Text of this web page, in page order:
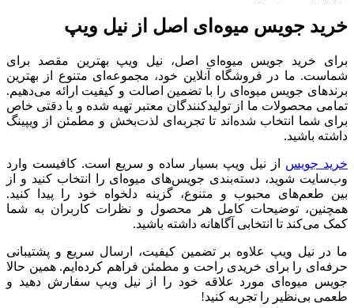
خرید جویس میوه‌ای اصل از نیل ویپ
برای خرید جویس میوه‌ای اصل، نیل ویپ بهترین مقصد برای
شماست. ما در فروشگاه آنلاین خود، مجموعه‌ای متنوع از بهترین
برندهای جویس میوه‌ای را با تضمین اصالت و کیفیت ارائه می‌دهیم.
تمامی محصولات ما از تولیدکنندگان معتبر تهیه شده و با دقتی خاص
برای شما انتخاب شده‌اند تا تجربه‌ای لذت‌بخش و مطمئن از ویپینگ
داشته باشید.
خرید جویس از نیل ویپ بسیار ساده و سریع است. کافیست وارد
وب‌سایت شوید، دسته‌بندی جویس‌های میوه‌ای را انتخاب کنید و از
بین طعم‌های محبوب و متنوع، گزینه دلخواه خود را پیدا کنید.
همچنین، توضیحات کامل هر محصول و نظرات کاربران به شما
کمک می‌کند تا انتخابی آگاهانه داشته باشید.
ما در نیل ویپ علاوه بر تضمین کیفیت، ارسال سریع و پشتیبانی
حرفه‌ای را برای خریدی راحت و مطمئن فراهم کرده‌ایم. همین حالا
جویس میوه‌ای مورد علاقه خود را از نیل ویپ سفارش دهید و
طعمی بی‌نظیر را تجربه کنید!